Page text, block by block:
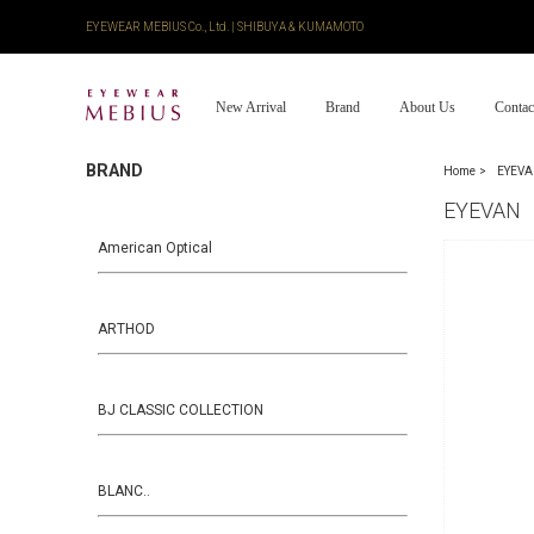
EYEWEAR MEBIUS Co., Ltd. | SHIBUYA & KUMAMOTO
New Arrival Brand About Us
Home
EYEVAN
BRAND
American Optical
ARTHOD
BJ CLASSIC COLLECTION
BLANC..